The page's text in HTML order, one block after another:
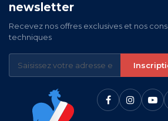
newsletter
Recevez nos offres exclusives et nos
techniques